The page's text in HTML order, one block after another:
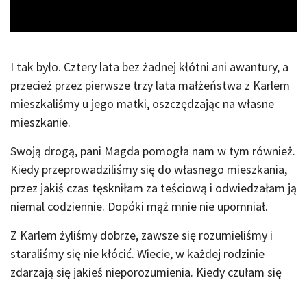
I tak było. Cztery lata bez żadnej kłótni ani awantury, a
przecież przez pierwsze trzy lata małżeństwa z Karlem
mieszkaliśmy u jego matki, oszczędzając na własne
mieszkanie.
Swoją drogą, pani Magda pomogła nam w tym również.
Kiedy przeprowadziliśmy się do własnego mieszkania,
przez jakiś czas tęskniłam za teściową i odwiedzałam ją
niemal codziennie. Dopóki mąż mnie nie upomniał.
Z Karlem żyliśmy dobrze, zawsze się rozumieliśmy i
staraliśmy się nie kłócić. Wiecie, w każdej rodzinie
zdarzają się jakieś nieporozumienia. Kiedy czułam się